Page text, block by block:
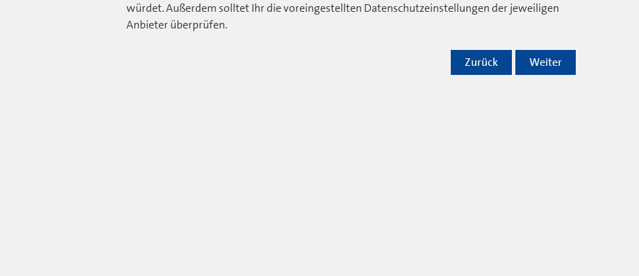
würdet. Außerdem solltet Ihr die voreingestellten Datenschutzeinstellungen der jeweiligen
Anbieter überprüfen.
Weiter
Zurück